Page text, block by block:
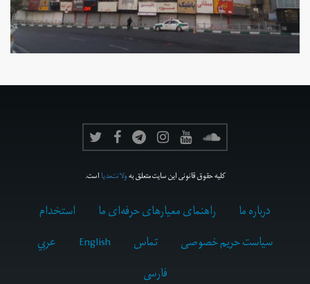
کلیه حقوق قانونی این سایت متعلق بهولانت‌مدیااست.
درباره ما راهنمای معیارهای حرفه‌ای ما
استخدام
سیاست حریم خصوصی
تماس English
عربي
فارسى